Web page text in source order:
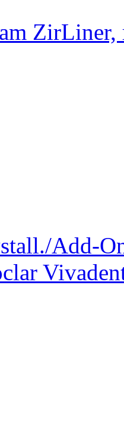
Add-